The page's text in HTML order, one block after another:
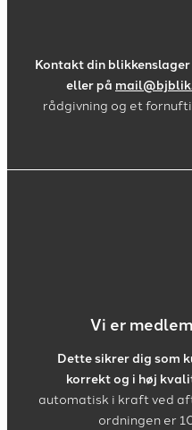
Kontakt din
eller på
rådgivning og et
Vi er
Dette sikrer dig som
korrekt og i høj
automatisk i kraft ved
ordningen er